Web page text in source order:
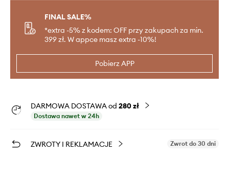
FINAL SALE%
*extra -5% z kodem: OFF przy zakupach za min.
399 zł. W appce masz extra -10%!
Pobierz APP
DARMOWA DOSTAWA od 280 zł
Dostawa nawet w 24h
ZWROTY I REKLAMACJE Zwrot do 30 dni